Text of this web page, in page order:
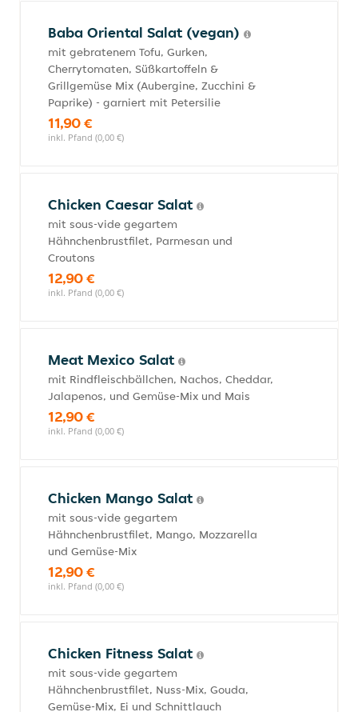
Baba Oriental Salat (vegan)
mit gebratenem Tofu, Gurken,
Cherrytomaten, Süßkartoffeln &
Grillgemüse Mix (Aubergine, Zucchini &
Paprike) - garniert mit Petersilie
11,90 €
inkl. Pfand (0,00 €)
Chicken Caesar Salat
mit sous-vide gegartem
Hähnchenbrustfilet, Parmesan und
Croutons
12,90 €
inkl. Pfand (0,00 €)
Meat Mexico Salat
mit Rindfleischbällchen, Nachos, Cheddar,
Jalapenos, und Gemüse-Mix und Mais
12,90 €
inkl. Pfand (0,00 €)
Chicken Mango Salat
mit sous-vide gegartem
Hähnchenbrustfilet, Mango, Mozzarella
und Gemüse-Mix
12,90 €
inkl. Pfand (0,00 €)
Chicken Fitness Salat
mit sous-vide gegartem
Hähnchenbrustfilet, Nuss-Mix, Gouda,
Gemüse-Mix, Ei und Schnittlauch